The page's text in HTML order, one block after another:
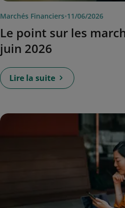
Marchés Financiers•11/06/2026
Le point sur les
juin 2026
Lire la suite